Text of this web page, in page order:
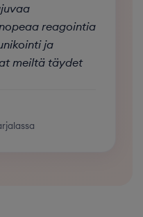
reagointia
ja
meiltä täydet